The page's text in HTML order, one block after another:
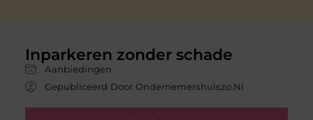
Inparkeren zonder schade
Aanbiedingen
Gepubliceerd Door Ondernemershuiszo.nl